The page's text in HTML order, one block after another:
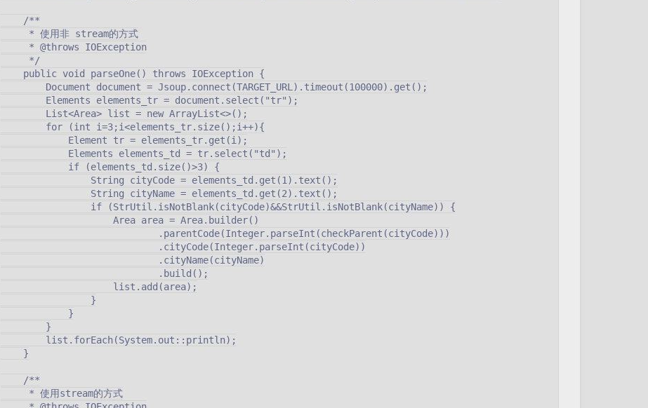
    /**
     * 使用非 stream的方式
     * @throws IOException
     */
    public void parseOne() throws IOException {
        Document document = Jsoup.connect(TARGET_URL).timeout(100000).get();
        Elements elements_tr = document.select("tr");
        List<Area> list = new ArrayList<>();
        for (int i=3;i<elements_tr.size();i++){
            Element tr = elements_tr.get(i);
            Elements elements_td = tr.select("td");
            if (elements_td.size()>3) {
                String cityCode = elements_td.get(1).text();
                String cityName = elements_td.get(2).text();
                if (StrUtil.isNotBlank(cityCode)&&StrUtil.isNotBlank(cityName)) {
                    Area area = Area.builder()
                            .parentCode(Integer.parseInt(checkParent(cityCode)))
                            .cityCode(Integer.parseInt(cityCode))
                            .cityName(cityName)
                            .build();
                    list.add(area);
                }
            }
        }
        list.forEach(System.out::println);
    }
    /**
     * 使用stream的方式